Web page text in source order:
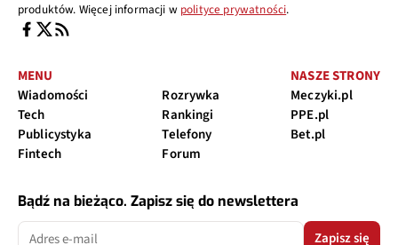
produktów. Więcej informacji w polityce prywatności.
MENU
Wiadomości
Tech
Publicystyka
Fintech
Rozrywka
Rankingi
Telefony
Forum
NASZE STRONY
Meczyki.pl
PPE.pl
Bet.pl
Bądź na bieżąco. Zapisz się do newslettera
Zapisz się